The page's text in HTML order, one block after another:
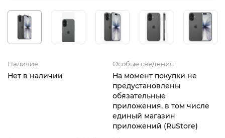
AirTag
HomePod
Наличие
Нет в наличии
Особые сведения
На момент покупки не
предустановлены
обязательные
приложения, в том числе
единый магазин
приложений (RuStore)